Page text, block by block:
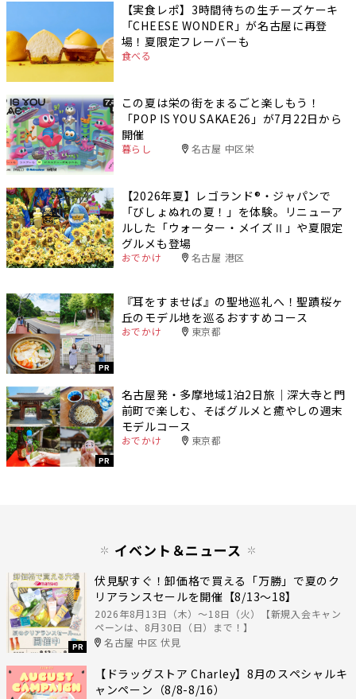
【実食レポ】3時間待ちの生チーズケーキ
「CHEESE WONDER」が名古屋に再登
場！夏限定フレーバーも
食べる
この夏は栄の街をまるごと楽しもう！
「POP IS YOU SAKAE26」が7月22日から
開催
暮らし 名古屋 中区栄
【2026年夏】レゴランド®・ジャパンで
「びしょぬれの夏！」を体験。リニューア
ルした「ウォーター・メイズⅡ」や夏限定
グルメも登場
おでかけ 名古屋 港区
PR
『耳をすませば』の聖地巡礼へ！聖蹟桜ヶ
丘のモデル地を巡るおすすめコース
おでかけ 東京都
PR
名古屋発・多摩地域1泊2日旅｜深大寺と門
前町で楽しむ、そばグルメと癒やしの週末
モデルコース
おでかけ 東京都
イベント＆ニュース
PR
伏見駅すぐ！卸価格で買える「万勝」で夏のク
リアランスセールを開催【8/13〜18】
2026年8月13日（木）〜18日（火）【新規入会キャン
ペーンは、8月30日（日）まで！】
名古屋 中区 伏見
【ドラッグストア Charley】8月のスペシャルキ
ャンペーン（8/8-8/16）